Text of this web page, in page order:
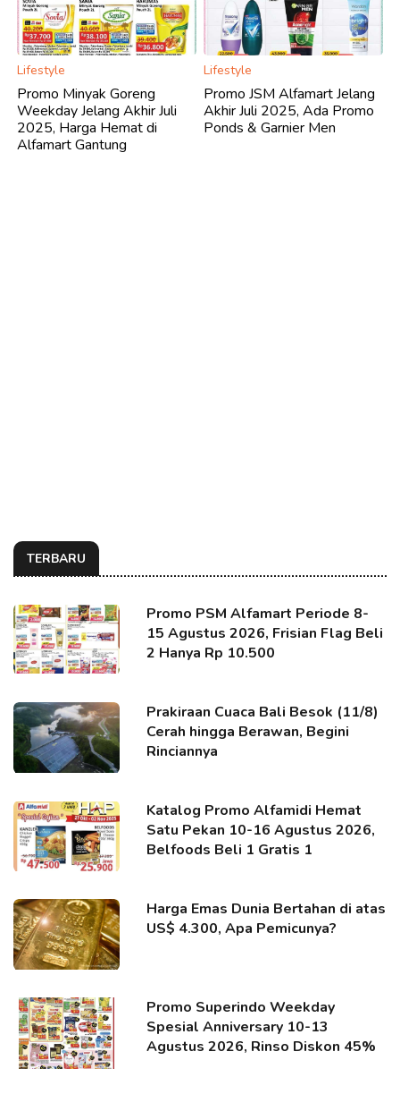
Lifestyle
Promo Minyak Goreng
Weekday Jelang Akhir Juli
2025, Harga Hemat di
Alfamart Gantung
Lifestyle
Promo JSM Alfamart Jelang
Akhir Juli 2025, Ada Promo
Ponds & Garnier Men
TERBARU
Promo PSM Alfamart Periode 8-
15 Agustus 2026, Frisian Flag Beli
2 Hanya Rp 10.500
Prakiraan Cuaca Bali Besok (11/8)
Cerah hingga Berawan, Begini
Rinciannya
Katalog Promo Alfamidi Hemat
Satu Pekan 10-16 Agustus 2026,
Belfoods Beli 1 Gratis 1
Harga Emas Dunia Bertahan di atas
US$ 4.300, Apa Pemicunya?
Promo Superindo Weekday
Spesial Anniversary 10-13
Agustus 2026, Rinso Diskon 45%